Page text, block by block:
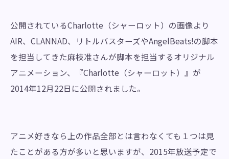
公開されているCharlotte（シャーロット）の画像より
AIR、CLANNAD、リトルバスターズやAngelBeats!の脚本
を担当してきた麻枝准さんが脚本を担当するオリジナル
アニメーション、『Charlotte（シャーロット）』が
2014年12月22日に公開されました。
アニメ好きなら上の作品全部とは言わなくても１つは見
たことがある方が多いと思いますが、2015年放送予定で